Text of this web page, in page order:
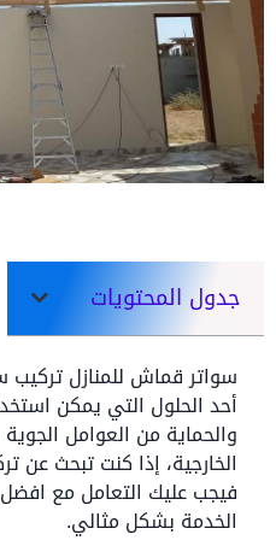
جدول المحتويات
أحد الحلول التي يمكن
والحماية من العوامل
الخارجية، إذا كنت تبحث عن
فيجب عليك التعامل مع
الخدمة بشكل مثالي.